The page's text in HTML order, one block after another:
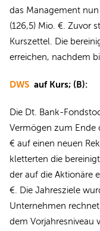
das Management
(126,5) Mio. €. Zuvor
Kurszettel. Die
erreichen, nachdem
DWS auf Kurs; (B):
Die Dt. Bank-
Vermögen zum Ende
€ auf einen neuen
kletterten die
der auf die Aktionäre
€. Die Jahresziele
Unternehmen
dem Vorjahresniveau